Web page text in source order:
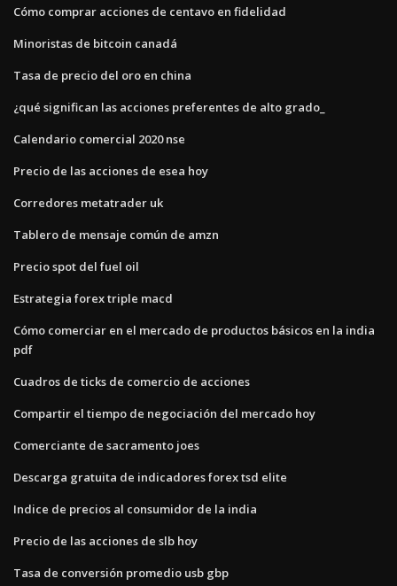
Cómo comprar acciones de centavo en fidelidad
Minoristas de bitcoin canadá
Tasa de precio del oro en china
¿qué significan las acciones preferentes de alto grado_
Calendario comercial 2020 nse
Precio de las acciones de esea hoy
Corredores metatrader uk
Tablero de mensaje común de amzn
Precio spot del fuel oil
Estrategia forex triple macd
Cómo comerciar en el mercado de productos básicos en la india
pdf
Cuadros de ticks de comercio de acciones
Compartir el tiempo de negociación del mercado hoy
Comerciante de sacramento joes
Descarga gratuita de indicadores forex tsd elite
Indice de precios al consumidor de la india
Precio de las acciones de slb hoy
Tasa de conversión promedio usb gbp